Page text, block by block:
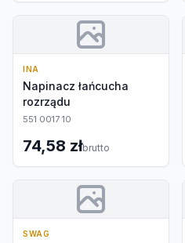
INA
Napinacz łańcucha
rozrządu
551 0017 10
74,58 złbrutto
SWAG